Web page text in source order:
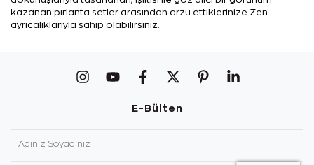
kazanan pırlanta setler arasından arzu ettiklerinize Zen
ayrıcalıklarıyla sahip olabilirsiniz.
E-Bülten